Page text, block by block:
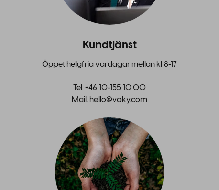
Kundtjänst
Öppet helgfria vardagar mellan kl 8-17
Tel. +46 10-155 10 00
Mail. hello@voky.com